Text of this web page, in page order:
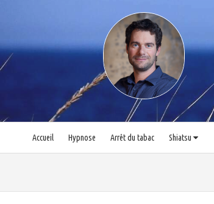
Accueil Hypnose Arrêt du tabac Shiatsu